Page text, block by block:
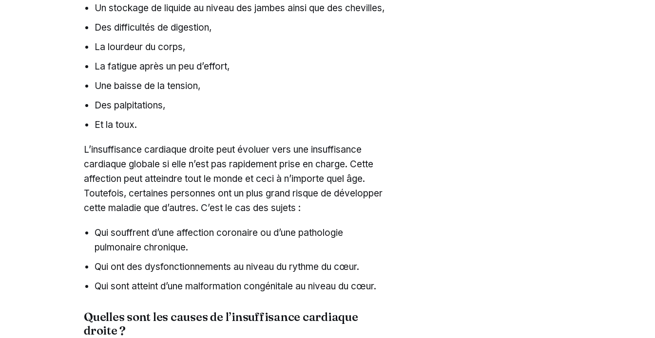
Un stockage de liquide au niveau des jambes ainsi que des chevilles,
Des difficultés de digestion,
La lourdeur du corps,
La fatigue après un peu d’effort,
Une baisse de la tension,
Des palpitations,
Et la toux.
L’insuffisance cardiaque droite peut évoluer vers une insuffisance
cardiaque globale si elle n’est pas rapidement prise en charge. Cette
affection peut atteindre tout le monde et ceci à n’importe quel âge.
Toutefois, certaines personnes ont un plus grand risque de développer
cette maladie que d’autres. C’est le cas des sujets :
Qui souffrent d’une affection coronaire ou d’une pathologie
pulmonaire chronique.
Qui ont des dysfonctionnements au niveau du rythme du cœur.
Qui sont atteint d’une malformation congénitale au niveau du cœur.
Quelles sont les causes de l’insuffisance cardiaque
droite ?